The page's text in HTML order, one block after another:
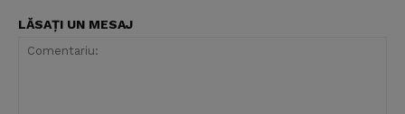
LĂSAȚI UN MESAJ